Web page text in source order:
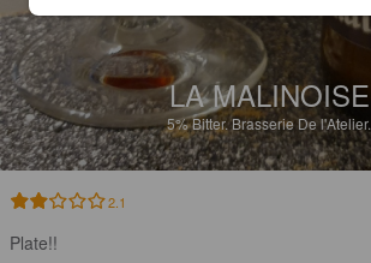
LA MALINOISE
5%Bitter.Brasserie De l'Atelier.
2.1
Plate!!